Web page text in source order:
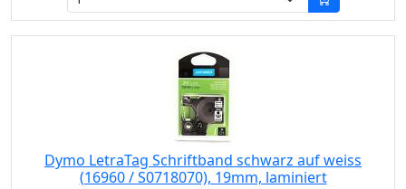
Dymo LetraTag Schriftband schwarz auf weiss
(16960 / S0718070), 19mm, laminiert